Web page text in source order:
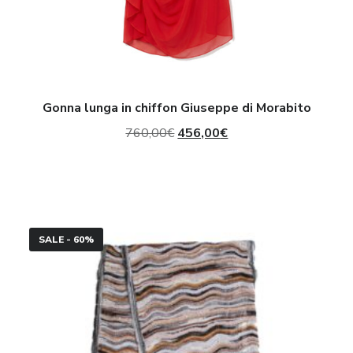
Gonna lunga in chiffon Giuseppe di Morabito
760,00€ Il
456,00€Il
Stola
Missoni
SALE - 60%